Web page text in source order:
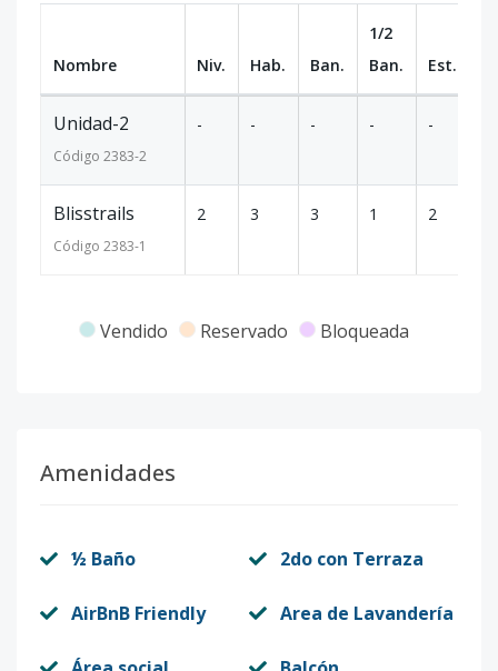
Nombre Niv. Hab. Ban.
1/2
Ban.
Est.
Unidad-2
Código 2383-2
- - - - -
Blisstrails
Código 2383-1
2 3 3 1 2
Vendido Reservado Bloqueada
Amenidades
½ Baño 2do con Terraza
AirBnB Friendly Area de Lavandería